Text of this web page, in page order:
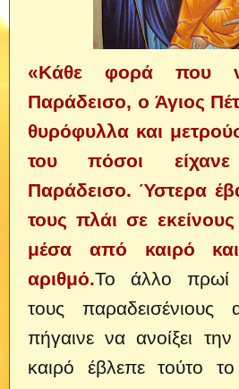
«Κάθε φορά που
Παράδεισο, ο Άγιος
θυρόφυλλα και
του πόσοι
Παράδεισο. Ύστερα
τους πλάι σε
μέσα από καιρό
αριθμό.Το άλλο πρωί
τους παραδεισένιους
πήγαινε να ανοίξει
καιρό έβλεπε τούτο